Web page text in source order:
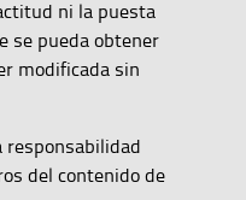
ni la puesta
se pueda obtener
modificada sin
responsabilidad
del contenido de